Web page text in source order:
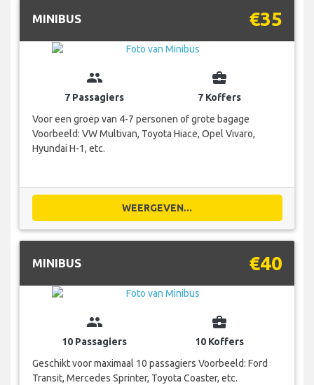
MINIBUS €35
group
7 Passagiers
business_center
7 Koffers
Voor een groep van 4-7 personen of grote bagage
Voorbeeld: VW Multivan, Toyota Hiace, Opel Vivaro,
Hyundai H-1, etc.
WEERGEVEN...
MINIBUS €40
group
10 Passagiers
business_center
10 Koffers
Geschikt voor maximaal 10 passagiers Voorbeeld: Ford
Transit, Mercedes Sprinter, Toyota Coaster, etc.